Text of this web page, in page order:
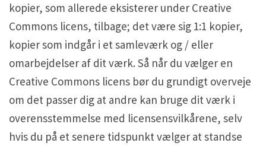
kopier, som allerede eksisterer under Creative
Commons licens, tilbage; det være sig 1:1 kopier,
kopier som indgår i et samleværk og / eller
omarbejdelser af dit værk. Så når du vælger en
Creative Commons licens bør du grundigt overveje
om det passer dig at andre kan bruge dit værk i
overensstemmelse med licensensvilkårene, selv
hvis du på et senere tidspunkt vælger at standse